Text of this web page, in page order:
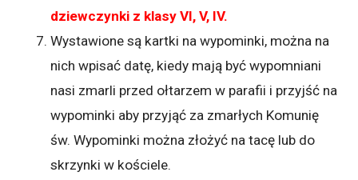
dziewczynki z klasy VI, V, IV.
Wystawione są kartki na wypominki, można na
nich wpisać datę, kiedy mają być wypomniani
nasi zmarli przed ołtarzem w parafii i przyjść na
wypominki aby przyjąć za zmarłych Komunię
św. Wypominki można złożyć na tacę lub do
skrzynki w kościele.